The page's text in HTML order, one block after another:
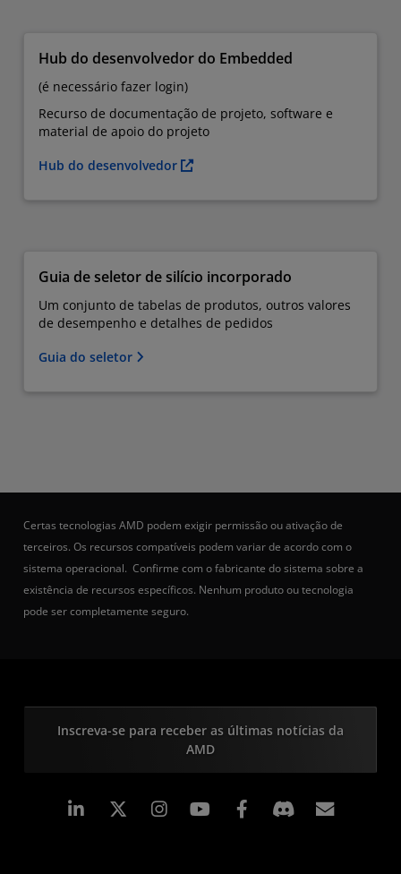
Hub do desenvolvedor do Embedded
(é necessário fazer login)
Recurso de documentação de projeto, software e
material de apoio do projeto
Hub do desenvolvedor
Guia de seletor de silício incorporado
Um conjunto de tabelas de produtos, outros valores
de desempenho e detalhes de pedidos
Guia do seletor
Certas tecnologias AMD podem exigir permissão ou ativação de
terceiros. Os recursos compatíveis podem variar de acordo com o
sistema operacional. Confirme com o fabricante do sistema sobre a
existência de recursos específicos. Nenhum produto ou tecnologia
pode ser completamente seguro.
Inscreva-se para receber as últimas notícias da
AMD
Linkedin Instagram Facebook